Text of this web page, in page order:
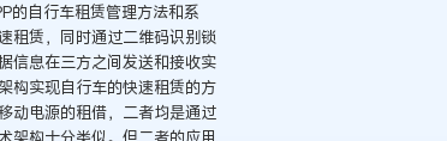
的自行车租赁管理方法和系
租赁，同时通过二维码识别锁
信息在三方之间发送和接收实
构实现自行车的快速租赁的方
动电源的租借，二者均是通过